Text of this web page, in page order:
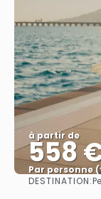
à partir de
558
Par personne
DESTINATION: